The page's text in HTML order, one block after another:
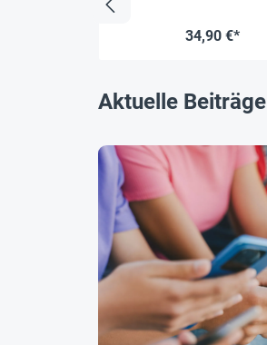
34,90 €*
Aktuelle Beiträge